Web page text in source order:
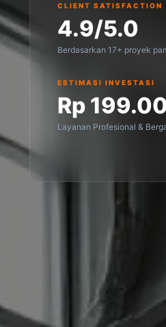
CLIENT SATISFACTION
4.9/5.0
Berdasarkan 17+ proyek
ESTIMASI INVESTASI
Rp
Layanan Profesional &